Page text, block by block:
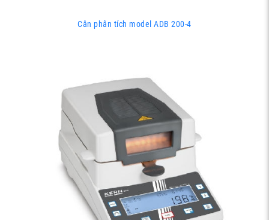
Cân phân tích model ADB 200-4